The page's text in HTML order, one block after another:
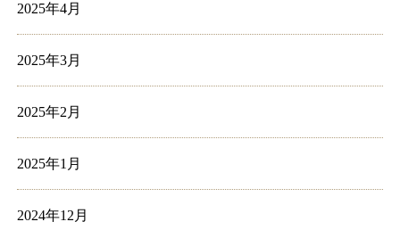
2025年4月
2025年3月
2025年2月
2025年1月
2024年12月